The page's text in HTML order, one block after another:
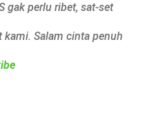
gak perlu ribet, sat-set
kami. Salam cinta penuh